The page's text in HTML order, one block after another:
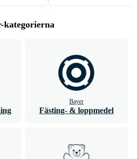
kategorierna
Bayer
Fästing- & loppmedel